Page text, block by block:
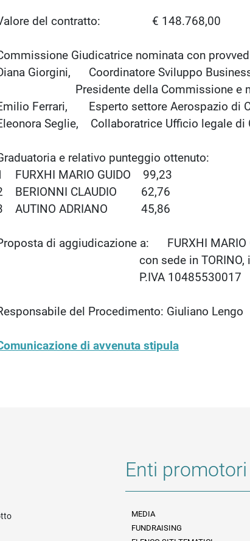
del contratto: € 148.768,00
Giudicatrice nominata con
Giorgini, Coordinatore Sviluppo
Presidente della Commissione e
Ferrari, Esperto settore Aerospazio di
Seglie, Collaboratrice Ufficio legale di
e relativo punteggio ottenuto:
FURXHI MARIO GUIDO 99,23
BERIONNI CLAUDIO 62,76
AUTINO ADRIANO 45,86
di aggiudicazione a: FURXHI MARIO
con sede in TORINO, in Via
P.IVA 10485530017
del Procedimento: Giuliano Lengo
di avvenuta stipula
Enti promotori
Informazioni legali e trasparenza
MEDIA
FUNDRAISING